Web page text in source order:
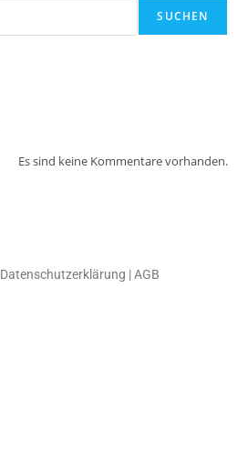
SUCHEN
Es sind keine Kommentare vorhanden.
Datenschutzerklärung |AGB